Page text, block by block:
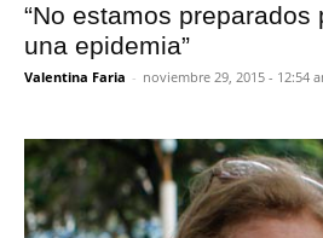
“No estamos preparados
una epidemia”
Valentina Faria - noviembre 29, 2015 - 12:54